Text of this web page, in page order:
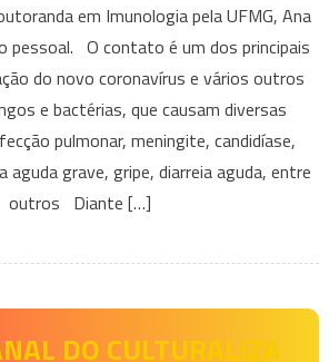
em
Imunologia
da
UFMG
destaca
saúde
em Imunologia pela UFMG, Ana
pessoal. O contato é um dos principais
do novo coronavírus e vários outros
e bactérias, que causam diversas
pulmonar, meningite, candidíase,
aguda grave, gripe, diarreia aguda, entre
outros Diante […]
DO CULTURALIZA